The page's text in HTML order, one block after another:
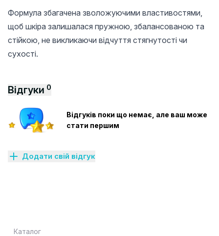
Формула збагачена зволожуючими властивостями,
щоб шкіра залишалася пружною, збалансованою та
стійкою, не викликаючи відчуття стягнутості чи
сухості.
Відгуки 0
Відгуків поки що немає, але ваш може
стати першим
Додати свій відгук
Каталог